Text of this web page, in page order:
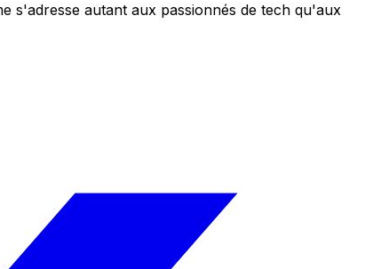
s'adresse autant aux passionnés de tech qu'aux